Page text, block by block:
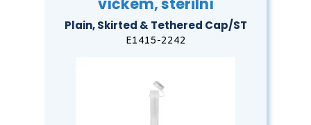
Plain, Skirted & Tethered Cap/ST
E1415-2242